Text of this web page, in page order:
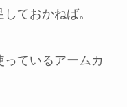
ておかねば。
ているアームカ